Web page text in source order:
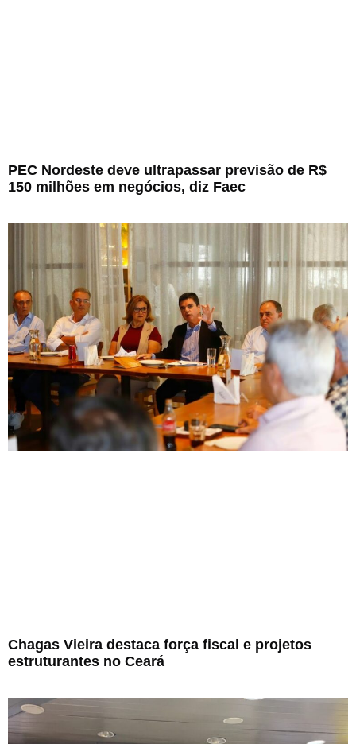
PEC Nordeste deve ultrapassar previsão de R$
150 milhões em negócios, diz Faec
Chagas Vieira destaca força fiscal e projetos
estruturantes no Ceará